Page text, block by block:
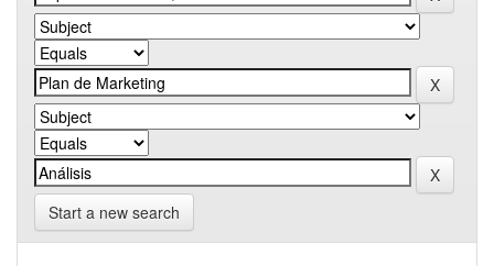
Start a new search